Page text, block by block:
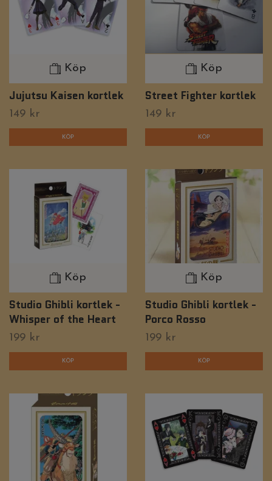
Köp
Jujutsu Kaisen kortlek
149 kr
Köp
Street Fighter kortlek
149 kr
Köp
Studio Ghibli kortlek -
Whisper of the Heart
199 kr
Köp
Studio Ghibli kortlek -
Porco Rosso
199 kr